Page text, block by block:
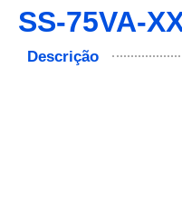
SS-75VA-
Descrição